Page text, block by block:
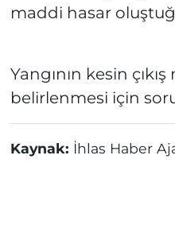
maddi hasar
Yangının kesin
belirlenmesi için
Kaynak: İhlas Haber